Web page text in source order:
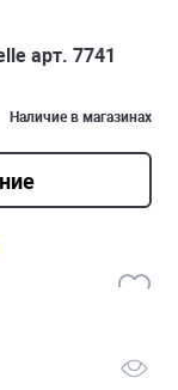
арт. 7741
Наличие в магазинах